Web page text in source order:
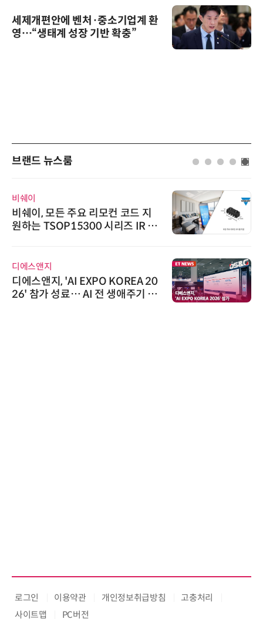
세제개편안에 벤처·중소기업계 환
영…“생태계 성장 기반 확충”
브랜드 뉴스룸
비쉐이
비쉐이, 모든 주요 리모컨 코드 지
원하는 TSOP15300 시리즈 IR 수
디에스앤지
디에스앤지, 'AI EXPO KOREA 20
26' 참가 성료… AI 전 생애주기 아
로그인 이용약관 개인정보취급방침
고충처리
사이트맵
PC버전